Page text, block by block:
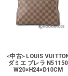
<中古> LOUIS
ダミエ ブレラ N51150
W20×H24×D10CM